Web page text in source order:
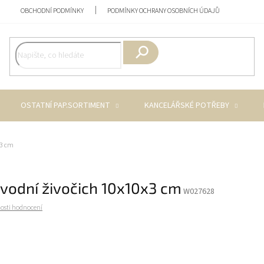
OBCHODNÍ PODMÍNKY PODMÍNKY OCHRANY OSOBNÍCH ÚDAJŮ
OSTATNÍ PAP.SORTIMENT KANCELÁŘSKÉ POTŘEBY
cm
živočich 10x10x3 cm W027628
hodnocení